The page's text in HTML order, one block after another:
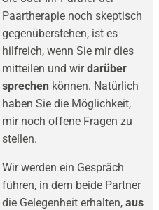
Paartherapie noch skeptisch
gegenüberstehen, ist es
hilfreich, wenn Sie mir dies
mitteilen und wirdarüber
sprechen können. Natürlich
haben Sie die Möglichkeit,
mir noch offene Fragen zu
stellen.
Wir werden ein Gespräch
führen, in dem beide Partner
die Gelegenheit erhalten, aus